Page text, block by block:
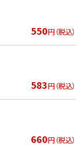
550円（税込）
583円（税込）
660円（税込）